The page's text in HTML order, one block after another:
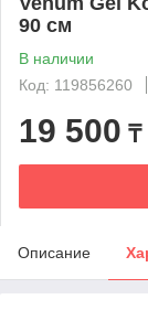
90 см
В наличии
Код: 119856260
19 500 ₸
Описание